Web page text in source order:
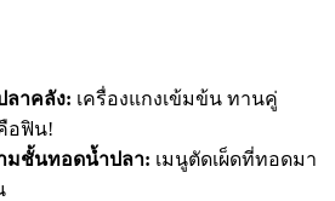
ลาคลัง: เครื่องแกงเข้มข้น ทานคู่
อฟิน!
มชั้นทอดน้ำปลา: เมนูตัดเผ็ดที่ทอดมา